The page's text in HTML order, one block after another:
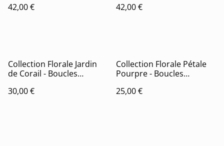
42,00 € 42,00 €
Collection Florale Jardin
de Corail - Boucles
30,00 €
Collection Florale Pétale
Pourpre - Boucles
25,00 €